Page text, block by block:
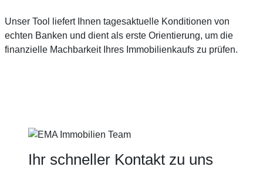
Unser Tool liefert Ihnen tagesaktuelle Konditionen von
echten Banken und dient als erste Orientierung, um die
finanzielle Machbarkeit Ihres Immobilienkaufs zu prüfen.
Ihr schneller Kontakt zu uns